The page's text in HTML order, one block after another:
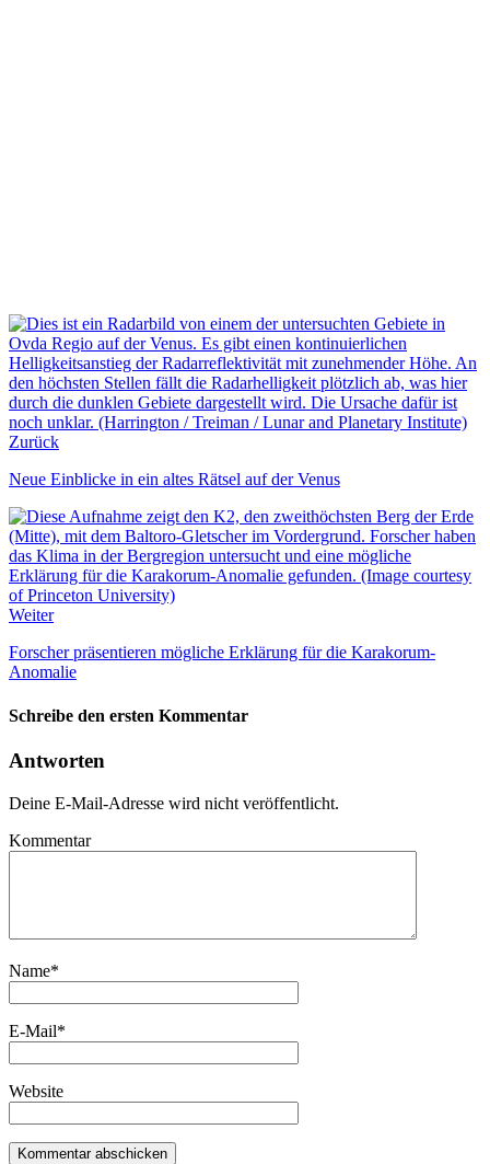
Zurück
Neue Einblicke in ein altes Rätsel auf der Venus
Weiter
Forscher präsentieren mögliche Erklärung für die Karakorum-
Anomalie
Schreibe den ersten Kommentar
Antworten
Deine E-Mail-Adresse wird nicht veröffentlicht.
Kommentar
Name*
E-Mail*
Website